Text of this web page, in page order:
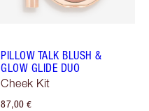
PILLOW TALK BLUSH &
GLOW GLIDE DUO
Cheek Kit
87,00 €